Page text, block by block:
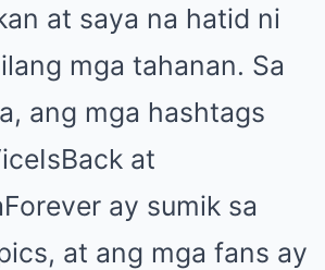
at saya na hatid ni
mga tahanan. Sa
ang mga hashtags
at
ay sumik sa
at ang mga fans ay